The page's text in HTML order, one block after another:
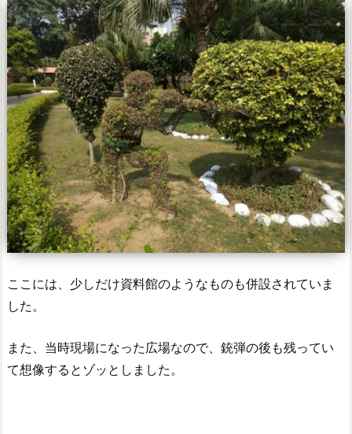
ここには、少しだけ資料館のようなものも併設されていま
した。
また、当時現場になった広場なので、銃弾の後も残ってい
て想像するとゾッとしました。